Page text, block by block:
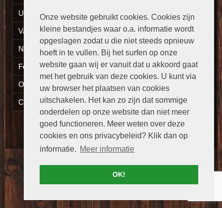
Onze website gebruikt cookies. Cookies zijn
kleine bestandjes waar o.a. informatie wordt
opgeslagen zodat u die niet steeds opnieuw
hoeft in te vullen. Bij het surfen op onze
website gaan wij er vanuit dat u akkoord gaat
met het gebruik van deze cookies. U kunt via
uw browser het plaatsen van cookies
uitschakelen. Het kan zo zijn dat sommige
onderdelen op onze website dan niet meer
goed functioneren. Meer weten over deze
cookies en ons privacybeleid? Klik dan op
informatie. Meer informatie
OK!
Uw eten thuisbezorgd
Vacatures
Nieuws
Fotogalerij
Openingstijden
Contact
Versie:Desktop|Mobiel